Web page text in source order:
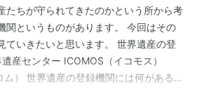
たちが守られてきたのかという所から考
関というものがあります。 今回はその
ていきたいと思います。 世界遺産の登
産センター ICOMOS（イコモス）
） 世界遺産の登録機関には何がある